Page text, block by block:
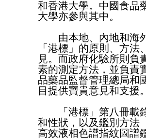
和香港大學。中國食品
大學亦參與其中。
由本地、內地和海外
「港標」的原則、方
見。而政府化驗所則負
素的測定方法，並負責
品藥品監督管理總局和
目提供寶貴意見和支援
「港標」第八冊載錄
和性狀，以及鑑別方法
高效液相色譜指紋圖譜